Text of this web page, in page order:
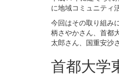
に地域コミュニティ
今回はその取り組み
柄さやかさん、首都
太郎さん、国重安沙
首都大学